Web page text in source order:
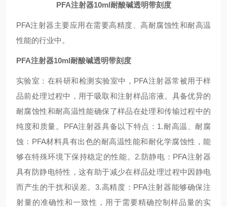
PFA注射器10ml耐酸碱透明带刻度
PFA注射器主要应用在需要高精度、高耐腐蚀性和耐高温
性能的行业中。
PFA注射器10ml耐酸碱透明带刻度
实验室：在科研和检测实验室中，PFA注射器常被用于样
品前处理过程中，用于吸取和注射样品溶液。具备优异的
耐腐蚀性和耐高温性能确保了样品在处理和传输过程中的
纯度和质量。PFA注射器具备以下特点：1.耐高温、耐腐
蚀：PFA材料具有出色的耐高温性能和耐化学腐蚀性，能
够在特殊环境下保持稳定的性能。2.防静电：PFA注射器
具有防静电特性，这有助于减少在样品处理过程中因静电
而产生的干扰和误差。3.高精度：PFA注射器能够确保注
射量的准确性和一致性，用于需要精确控制样品量的实